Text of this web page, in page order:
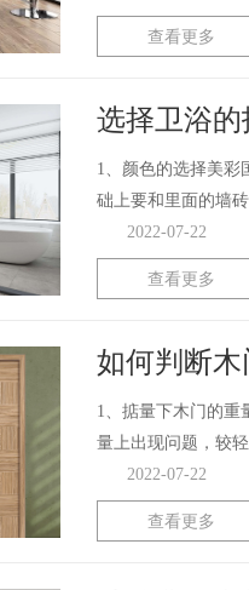
查看更多
选择卫浴的
1、颜色的选择美彩
础上要和里面的墙
2022-07-22
查看更多
如何判断木
1、掂量下木门的重
量上出现问题，较
2022-07-22
查看更多